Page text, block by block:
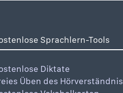
Sprachlern-Tools
Diktate
Üben des Hörverständnis